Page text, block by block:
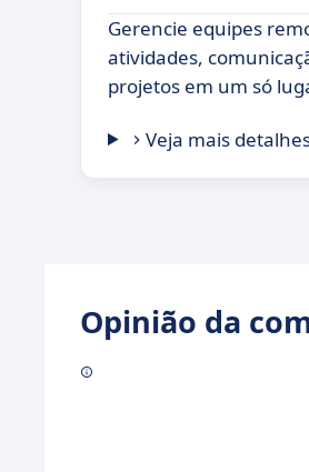
Gerencie equipes
atividades,
projetos em um só
Veja mais
Opinião da